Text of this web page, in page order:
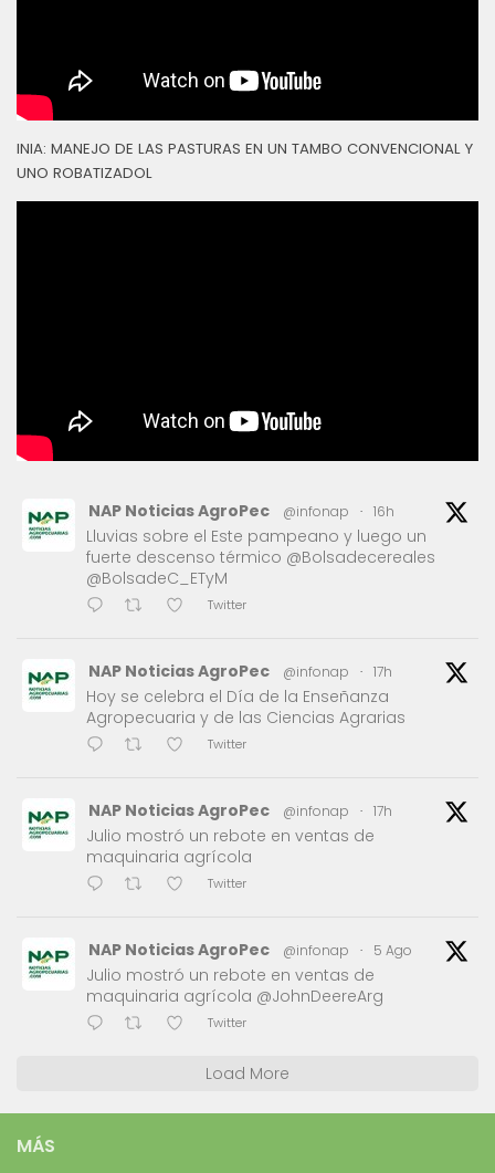
INIA: MANEJO DE LAS PASTURAS EN UN TAMBO CONVENCIONAL Y
UNO ROBATIZADOL
NAP Noticias AgroPec @infonap · 16h
Lluvias sobre el Este pampeano y luego un
fuerte descenso térmico @Bolsadecereales
@BolsadeC_ETyM
Twitter
NAP Noticias AgroPec @infonap · 17h
Hoy se celebra el Día de la Enseñanza
Agropecuaria y de las Ciencias Agrarias
Twitter
NAP Noticias AgroPec @infonap · 17h
Julio mostró un rebote en ventas de
maquinaria agrícola
Twitter
NAP Noticias AgroPec @infonap · 5 Ago
Julio mostró un rebote en ventas de
maquinaria agrícola @JohnDeereArg
Twitter
Load More
MÁS